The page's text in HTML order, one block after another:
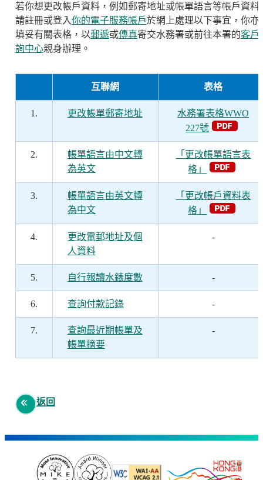
若你想更改帳戶資料，例如郵寄地址或帳單語言等帳戶資料
請註冊或登入你的電子服務帳戶於網上處理以下事宜，你亦
填妥有關表格， 以郵遞或傳真寄交水務署或前往本署的客戶
詢中心親身辦理。
互聯網 表格
1. 更改帳單郵寄地址
水務署表格WWO
227號
2.
帳單語言由中文轉
為英文
「更改帳單語言表
格」
3.
帳單語言由英文轉
為中文
「更改帳戶資料表
格」
4.
更改電郵地址及個
人資料
-
5. 自行報讀水錶度數 -
6. 查詢付款記錄 -
7.
查詢最近期帳單及
帳單摘要
-
返回